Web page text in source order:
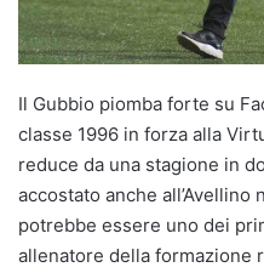
Il Gubbio piomba forte su
classe 1996 in forza alla
reduce da una stagione in
accostato anche
potrebbe essere uno dei
allenatore della formazione